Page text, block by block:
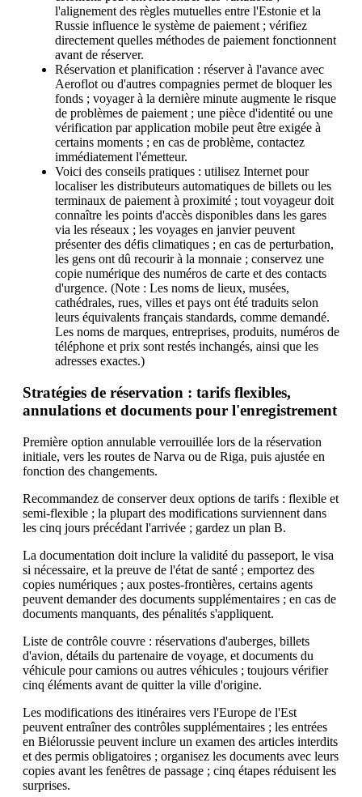
l'alignement des règles mutuelles entre l'Estonie et la
Russie influence le système de paiement ; vérifiez
directement quelles méthodes de paiement fonctionnent
avant de réserver.
Réservation et planification : réserver à l'avance avec
Aeroflot ou d'autres compagnies permet de bloquer les
fonds ; voyager à la dernière minute augmente le risque
de problèmes de paiement ; une pièce d'identité ou une
vérification par application mobile peut être exigée à
certains moments ; en cas de problème, contactez
immédiatement l'émetteur.
Voici des conseils pratiques : utilisez Internet pour
localiser les distributeurs automatiques de billets ou les
terminaux de paiement à proximité ; tout voyageur doit
connaître les points d'accès disponibles dans les gares
via les réseaux ; les voyages en janvier peuvent
présenter des défis climatiques ; en cas de perturbation,
les gens ont dû recourir à la monnaie ; conservez une
copie numérique des numéros de carte et des contacts
d'urgence. (Note : Les noms de lieux, musées,
cathédrales, rues, villes et pays ont été traduits selon
leurs équivalents français standards, comme demandé.
Les noms de marques, entreprises, produits, numéros de
téléphone et prix sont restés inchangés, ainsi que les
adresses exactes.)
Stratégies de réservation : tarifs flexibles,
annulations et documents pour l'enregistrement
Première option annulable verrouillée lors de la réservation
initiale, vers les routes de Narva ou de Riga, puis ajustée en
fonction des changements.
Recommandez de conserver deux options de tarifs : flexible et
semi-flexible ; la plupart des modifications surviennent dans
les cinq jours précédant l'arrivée ; gardez un plan B.
La documentation doit inclure la validité du passeport, le visa
si nécessaire, et la preuve de l'état de santé ; emportez des
copies numériques ; aux postes-frontières, certains agents
peuvent demander des documents supplémentaires ; en cas de
documents manquants, des pénalités s'appliquent.
Liste de contrôle couvre : réservations d'auberges, billets
d'avion, détails du partenaire de voyage, et documents du
véhicule pour camions ou autres véhicules ; toujours vérifier
cinq éléments avant de quitter la ville d'origine.
Les modifications des itinéraires vers l'Europe de l'Est
peuvent entraîner des contrôles supplémentaires ; les entrées
en Biélorussie peuvent inclure un examen des articles interdits
et des permis obligatoires ; organisez les documents avec leurs
copies avant les fenêtres de passage ; cinq étapes réduisent les
surprises.